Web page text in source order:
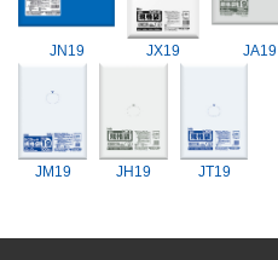
JN19 JX19 JA19
JM19 JH19 JT19